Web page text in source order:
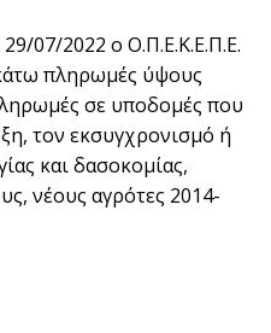
07/2022 ο Ο.Π.Ε.Κ.Ε.Π.Ε.
πληρωμές ύψους
σε υποδομές που
τον εκσυγχρονισμό ή
και δασοκομίας,
νέους αγρότες 2014-